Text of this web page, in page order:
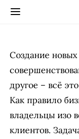
Создание новых
другое – всё
Как правило
владельцы изо
клиентов.